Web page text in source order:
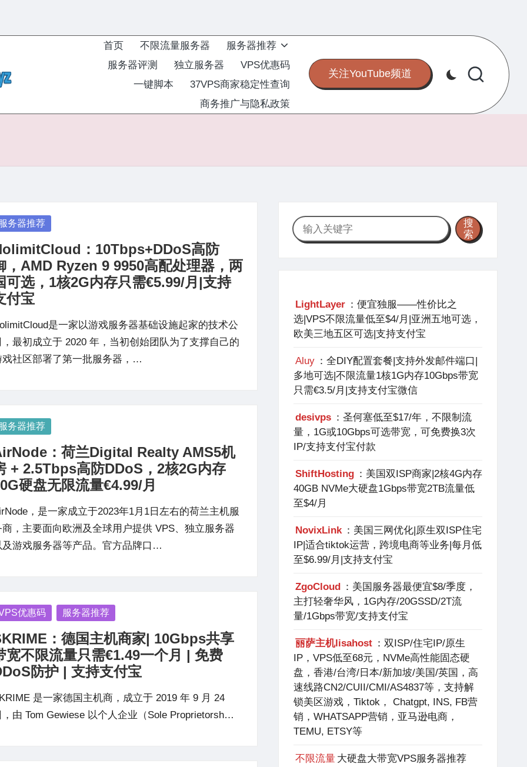
首页 不限流量服务器
服务器推荐
服务器评测
独立服务器
VPS优惠码
一键脚本
37VPS商家稳定性查询
商务推广与隐私政策
关注YouTube频道
服务器推荐
：10Tbps+DDoS高防
，AMD Ryzen 9 9950高配处理器，两
可选，1核2G内存只需€5.99/月|支持
付宝
是一家以游戏服务器基础设施起家的技术公
，最初成立于 2020 年，当初创始团队为了支撑自己的
戏社区部署了第一批服务器，…
服务器推荐
：荷兰Digital Realty AMS5机
+ 2.5Tbps高防DDoS，2核2G内存
硬盘无限流量€4.99/月
，是一家成立于2023年1月1日左右的荷兰主机服
商，主要面向欧洲及全球用户提供 VPS、独立服务器
及游戏服务器等产品。官方品牌口…
优惠码 服务器推荐
：德国主机商家| 10Gbps共享
宽不限流量只需€1.49一个月 | 免费
防护 | 支持支付宝
是一家德国主机商，成立于 2019 年 9 月 24
，由 Tom Gewiese 以个人企业（Sole Proprietorsh…
搜
索
搜
索
LightLayer ：便宜独服——性价比之
选|VPS不限流量低至$4/月|亚洲五地可选，
欧美三地五区可选|支持支付宝
Aluy ：全DIY配置套餐|支持外发邮件端口|
多地可选|不限流量1核1G内存10Gbps带宽
只需€3.5/月|支持支付宝微信
desivps ：圣何塞低至$17/年，不限制流
量，1G或10Gbps可选带宽，可免费换3次
IP/支持支付宝付款
ShiftHosting ：美国双ISP商家|2核4G内存
40GB NVMe大硬盘1Gbps带宽2TB流量低
至$4/月
NovixLink ：美国三网优化|原生双ISP住宅
IP|适合tiktok运营，跨境电商等业务|每月低
至$6.99/月|支持支付宝
ZgoCloud ：美国服务器最便宜$8/季度，
主打轻奢华风，1G内存/20GSSD/2T流
量/1Gbps带宽/支持支付宝
丽萨主机lisahost ：双ISP/住宅IP/原生
IP，VPS低至68元，NVMe高性能固态硬
盘，香港/台湾/日本/新加坡/美国/英国，高
速线路CN2/CUII/CMI/AS4837等，支持解
锁美区游戏，Tiktok， Chatgpt, INS, FB营
销，WHATSAPP营销，亚马逊电商，
TEMU, ETSY等
不限流量 大硬盘大带宽VPS服务器推荐